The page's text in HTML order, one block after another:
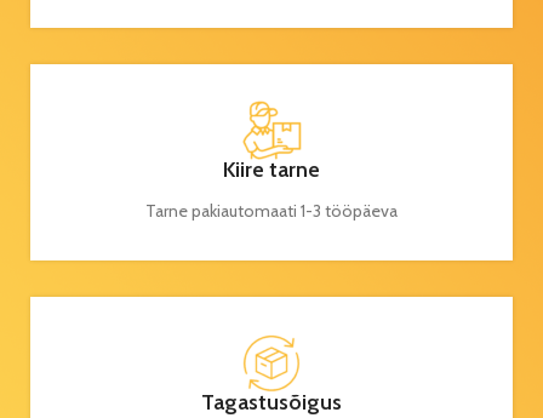
Kiire tarne
Tarne pakiautomaati 1-3 tööpäeva
Tagastusõigus